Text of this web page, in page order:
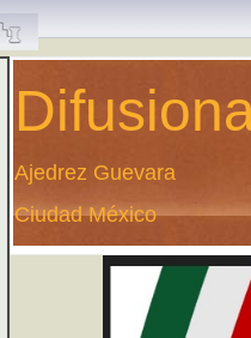
Ajedrez Guevara
Ciudad México